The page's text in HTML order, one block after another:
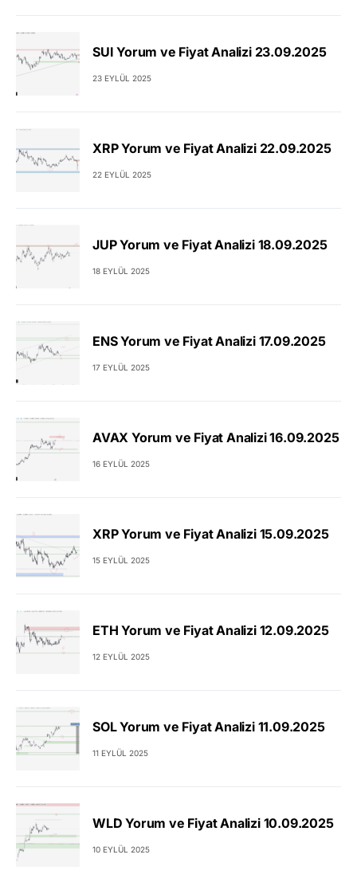
SUI Yorum ve Fiyat Analizi 23.09.2025
23 EYLÜL 2025
XRP Yorum ve Fiyat Analizi 22.09.2025
22 EYLÜL 2025
JUP Yorum ve Fiyat Analizi 18.09.2025
18 EYLÜL 2025
ENS Yorum ve Fiyat Analizi 17.09.2025
17 EYLÜL 2025
AVAX Yorum ve Fiyat Analizi 16.09.2025
16 EYLÜL 2025
XRP Yorum ve Fiyat Analizi 15.09.2025
15 EYLÜL 2025
ETH Yorum ve Fiyat Analizi 12.09.2025
12 EYLÜL 2025
SOL Yorum ve Fiyat Analizi 11.09.2025
11 EYLÜL 2025
WLD Yorum ve Fiyat Analizi 10.09.2025
10 EYLÜL 2025